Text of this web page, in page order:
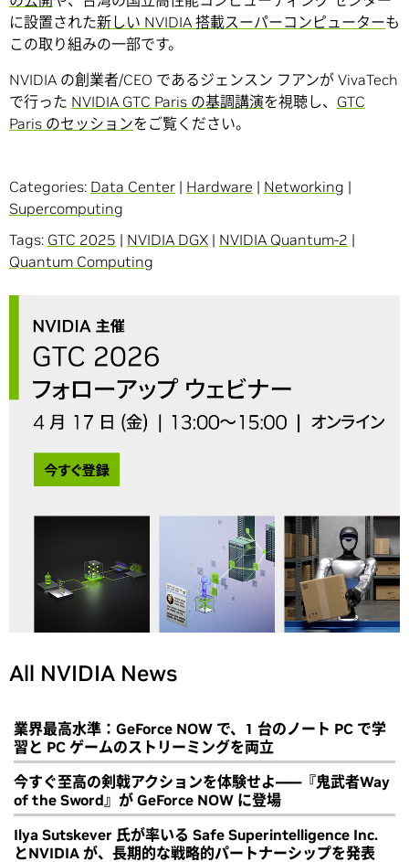
に設置された新しい NVIDIA 搭載スーパーコンピューターも
この取り組みの一部です。
NVIDIA の創業者/CEO であるジェンスン フアンが VivaTech
で行った NVIDIA GTC Paris の基調講演を視聴し、 GTC
Paris のセッションをご覧ください。
Categories: Data Center | Hardware | Networking |
Supercomputing
Tags: GTC 2025 | NVIDIA DGX | NVIDIA Quantum-2 |
Quantum Computing
All NVIDIA News
業界最高水準：GeForce NOW で、1 台のノート PC で学
習と PC ゲームのストリーミングを両立
今すぐ至高の剣戟アクションを体験せよ――『鬼武者Way
of the Sword』が GeForce NOW に登場
Ilya Sutskever 氏が率いる Safe Superintelligence Inc.
とNVIDIA が、長期的な戦略的パートナーシップを発表